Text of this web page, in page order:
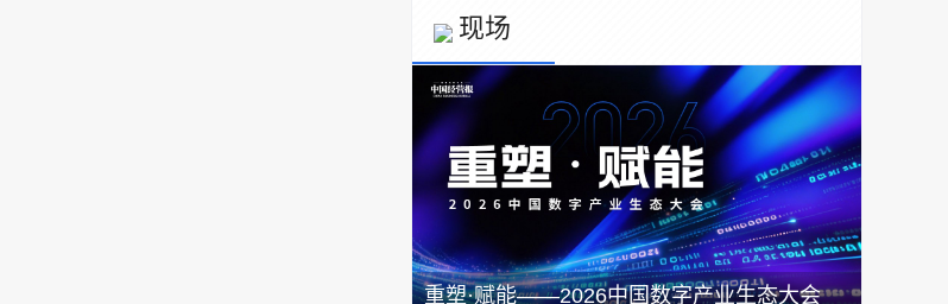
现场
重塑·赋能——2026中国数字产业生态大会